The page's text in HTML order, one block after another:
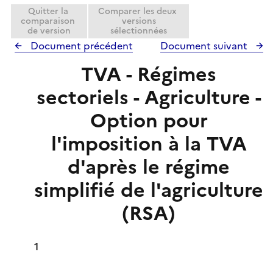
e
r
Quitter la
comparaison
de version
Comparer les deux
versions
sélectionnées
Document précédent Document suivant
TVA - Régimes
sectoriels - Agriculture -
Option pour
l'imposition à la TVA
d'après le régime
simplifié de l'agriculture
(RSA)
1